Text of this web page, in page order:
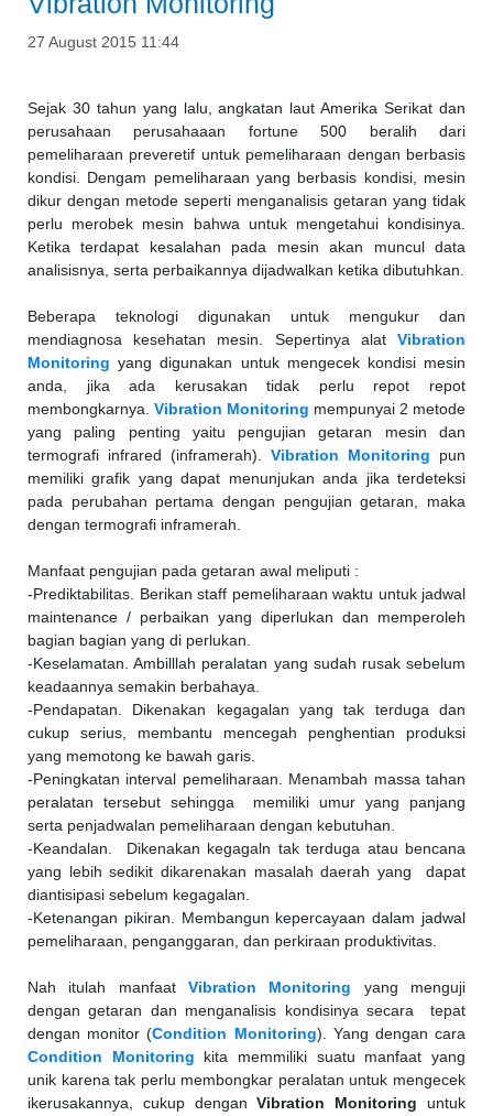
27 August 2015 11:44
Sejak 30 tahun yang lalu, angkatan laut Amerika Serikat dan
perusahaan perusahaaan fortune 500 beralih dari
pemeliharaan preveretif untuk pemeliharaan dengan berbasis
kondisi. Dengam pemeliharaan yang berbasis kondisi, mesin
dikur dengan metode seperti menganalisis getaran yang tidak
perlu merobek mesin bahwa untuk mengetahui kondisinya.
Ketika terdapat kesalahan pada mesin akan muncul data
analisisnya, serta perbaikannya dijadwalkan ketika dibutuhkan.
Beberapa teknologi digunakan untuk mengukur dan
mendiagnosa kesehatan mesin. Sepertinya alat Vibration
Monitoring yang digunakan untuk mengecek kondisi mesin
anda, jika ada kerusakan tidak perlu repot repot
membongkarnya. Vibration Monitoring mempunyai 2 metode
yang paling penting yaitu pengujian getaran mesin dan
termografi infrared (inframerah). Vibration Monitoring pun
memiliki grafik yang dapat menunjukan anda jika terdeteksi
pada perubahan pertama dengan pengujian getaran, maka
dengan termografi inframerah.
Manfaat pengujian pada getaran awal meliputi :
-Prediktabilitas. Berikan staff pemeliharaan waktu untuk jadwal
maintenance / perbaikan yang diperlukan dan memperoleh
bagian bagian yang di perlukan.
-Keselamatan. Ambilllah peralatan yang sudah rusak sebelum
keadaannya semakin berbahaya.
-Pendapatan. Dikenakan kegagalan yang tak terduga dan
cukup serius, membantu mencegah penghentian produksi
yang memotong ke bawah garis.
-Peningkatan interval pemeliharaan. Menambah massa tahan
peralatan tersebut sehingga memiliki umur yang panjang
serta penjadwalan pemeliharaan dengan kebutuhan.
-Keandalan. Dikenakan kegagaln tak terduga atau bencana
yang lebih sedikit dikarenakan masalah daerah yang dapat
diantisipasi sebelum kegagalan.
-Ketenangan pikiran. Membangun kepercayaan dalam jadwal
pemeliharaan, penganggaran, dan perkiraan produktivitas.
Nah itulah manfaat Vibration Monitoring yang menguji
dengan getaran dan menganalisis kondisinya secara tepat
dengan monitor (Condition Monitoring). Yang dengan cara
Condition Monitoring kita memmiliki suatu manfaat yang
unik karena tak perlu membongkar peralatan untuk mengecek
ikerusakannya, cukup denganVibration Monitoring untuk